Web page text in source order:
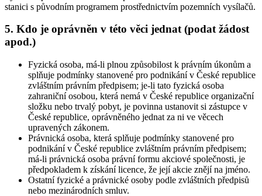
stanici s původním programem prostřednictvím pozemních vysílačů.
5. Kdo je oprávněn v této věci jednat (podat žádost
apod.)
Fyzická osoba, má-li plnou způsobilost k právním úkonům a
splňuje podmínky stanovené pro podnikání v České republice
zvláštním právním předpisem; je-li tato fyzická osoba
zahraniční osobou, která nemá v České republice organizační
složku nebo trvalý pobyt, je povinna ustanovit si zástupce v
České republice, oprávněného jednat za ni ve věcech
upravených zákonem.
Právnická osoba, která splňuje podmínky stanovené pro
podnikání v České republice zvláštním právním předpisem;
má-li právnická osoba právní formu akciové společnosti, je
předpokladem k získání licence, že její akcie znějí na jméno.
Ostatní fyzické a právnické osoby podle zvláštních předpisů
nebo mezinárodních smluv.